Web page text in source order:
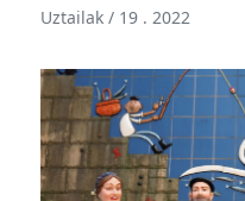
Uztailak / 19 . 2022